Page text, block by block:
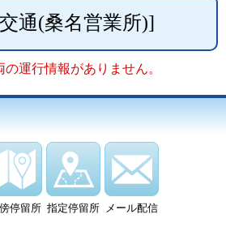
通(桑名営業所)]
運行情報がありません。
停留所 指定停留所 メール配信